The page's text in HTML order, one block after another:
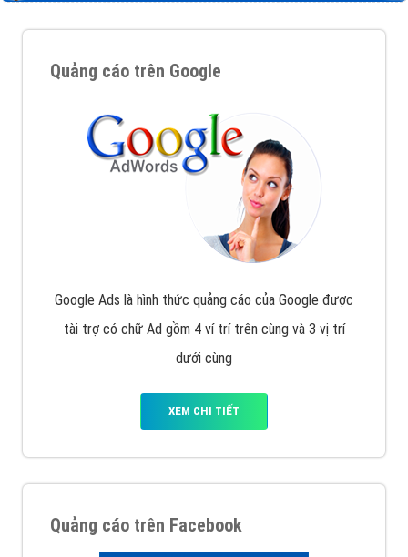
Quảng cáo trên Google
Google Ads là hình thức quảng cáo của Google được
tài trợ có chữ Ad gồm 4 ví trí trên cùng và 3 vị trí
dưới cùng
XEM CHI TIẾT
Quảng cáo trên Facebook